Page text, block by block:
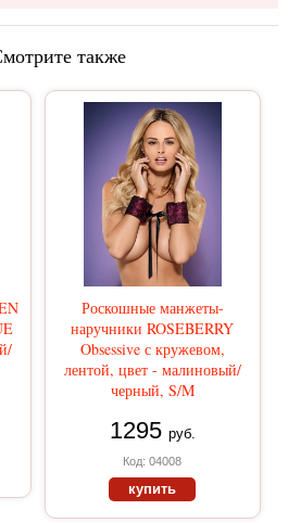
также
Роскошные манжеты-
наручники ROSEBERRY
Obsessive с кружевом,
лентой, цвет - малиновый/
черный, S/M
1295 руб.
Код: 04008
купить